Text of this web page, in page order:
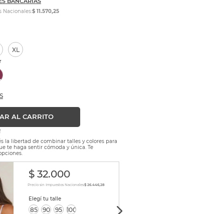
Nacionales:$ 11.570,25
XL
AL CARRITO
la libertad de combinar talles y colores para
te haga sentir cómoda y única. Te
$ 32.000
Precio sin Impuestos Nacionales:$ 26.446,28
85 90 95 100